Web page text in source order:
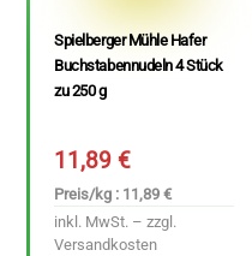
Spielberger Mühle Hafer
Buchstabennudeln 4 Stück
zu 250 g
11,89€
Preis/kg : 11,89 €
inkl. MwSt. – zzgl.
Versandkosten